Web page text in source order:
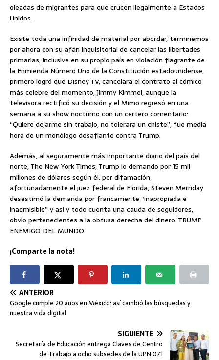
oleadas de migrantes para que crucen ilegalmente a Estados
Unidos.
Existe toda una infinidad de material por abordar, terminemos
por ahora con su afán inquisitorial de cancelar las libertades
primarias, inclusive en su propio país en violación flagrante de
la Enmienda Número Uno de la Constitución estadounidense,
primero logró que Disney TV, cancelara el contrato al cómico
más celebre del momento, Jimmy Kimmel, aunque la
televisora rectificó su decisión y el Mimo regresó en una
semana a su show nocturno con un certero comentario:
“Quiere dejarme sin trabajo, no tolerara un chiste”, fue media
hora de un monólogo desafiante contra Trump.
Además, al seguramente más importante diario del país del
norte, The New York Times, Trump lo demando por 15 mil
millones de dólares según él, por difamación,
afortunadamente el juez federal de Florida, Steven Merriday
desestimó la demanda por francamente “inapropiada e
inadmisible” y así y todo cuenta una cauda de seguidores,
obvio pertenecientes a la obtusa derecha del dinero. TRUMP
ENEMIGO DEL MUNDO.
¡Comparte la nota!
ANTERIOR
Google cumple 20 años en México: así cambió las búsquedas y
nuestra vida digital
SIGUIENTE
Secretaría de Educación entrega Claves de Centro
de Trabajo a ocho subsedes de la UPN 071